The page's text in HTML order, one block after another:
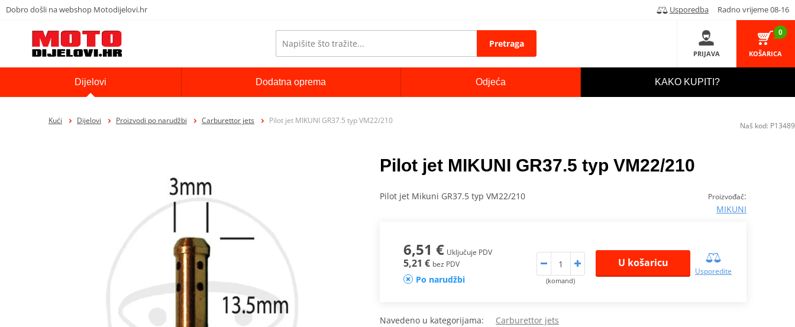
Dobro došli na webshop Motodijelovi.hr Usporedba Radno vrijeme 08-16
Pretraga
PRIJAVA
0
KOŠARICA
Dijelovi Dodatna oprema Odjeća KAKO KUPITI?
Kući Dijelovi Proizvodi po narudžbi Carburettor jets Pilot jet MIKUNI GR37.5 typ VM22/210
Pilot jet MIKUNI GR37.5 typ VM22/210
Proizvođač:
MIKUNI
Pilot jet Mikuni GR37.5 typ VM22/210
6,51 € Uključuje PDV
5,21 € bez PDV
Po narudžbi (komand)
U košaricu
Usporedite
Navedeno u kategorijama: Carburettor jets
Naš kod: P13489